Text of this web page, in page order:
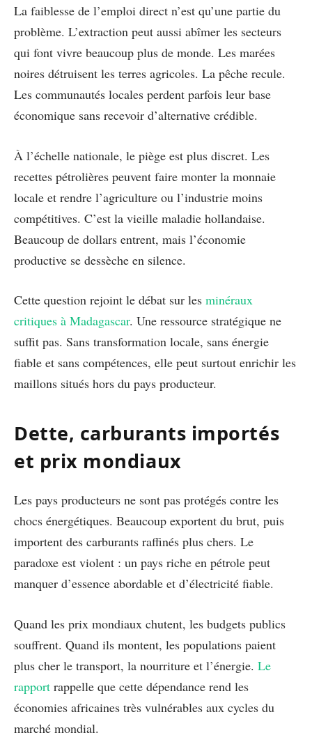
La faiblesse de l’emploi direct n’est qu’une partie du
problème. L’extraction peut aussi abîmer les secteurs
qui font vivre beaucoup plus de monde. Les marées
noires détruisent les terres agricoles. La pêche recule.
Les communautés locales perdent parfois leur base
économique sans recevoir d’alternative crédible.
À l’échelle nationale, le piège est plus discret. Les
recettes pétrolières peuvent faire monter la monnaie
locale et rendre l’agriculture ou l’industrie moins
compétitives. C’est la vieille maladie hollandaise.
Beaucoup de dollars entrent, mais l’économie
productive se dessèche en silence.
Cette question rejoint le débat sur les minéraux
critiques à Madagascar. Une ressource stratégique ne
suffit pas. Sans transformation locale, sans énergie
fiable et sans compétences, elle peut surtout enrichir les
maillons situés hors du pays producteur.
Dette, carburants importés
et prix mondiaux
Les pays producteurs ne sont pas protégés contre les
chocs énergétiques. Beaucoup exportent du brut, puis
importent des carburants raffinés plus chers. Le
paradoxe est violent : un pays riche en pétrole peut
manquer d’essence abordable et d’électricité fiable.
Quand les prix mondiaux chutent, les budgets publics
souffrent. Quand ils montent, les populations paient
plus cher le transport, la nourriture et l’énergie. Le
rapport rappelle que cette dépendance rend les
économies africaines très vulnérables aux cycles du
marché mondial.